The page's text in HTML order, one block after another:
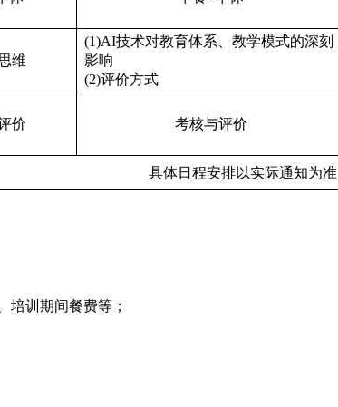
维
(1)AI技术对教育体系、教学模式的深刻
影响
(2)评价方式
价 考核与评价
具体日程安排以实际通知为准
训期间餐费等；